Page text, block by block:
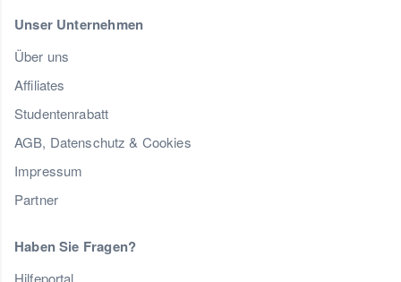
Unser Unternehmen
Über uns
Affiliates
Studentenrabatt
AGB, Datenschutz & Cookies
Impressum
Partner
Haben Sie Fragen?
Hilfeportal